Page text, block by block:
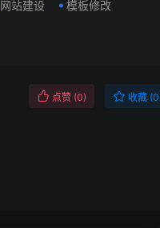
网站建设 模板修改
点赞 (0) 收藏